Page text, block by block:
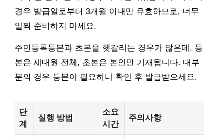
경우 발급일로부터 3개월 이내만 유효하므로, 너무
일찍 준비하지 마세요.
주민등록등본과 초본을 헷갈리는 경우가 많은데, 등
본은 세대원 전체, 초본은 본인만 기재됩니다. 대부
분의 경우 등본이 필요하니 확인 후 발급받으세요.
단
계
실행 방법
소요
시간
주의사항